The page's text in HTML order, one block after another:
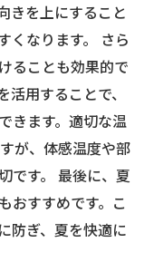
きを上にすること
くなります。 さら
ることも効果的で
用することで、
きます。適切な温
が、体感温度や部
です。 最後に、夏
おすすめです。こ
防ぎ、夏を快適に